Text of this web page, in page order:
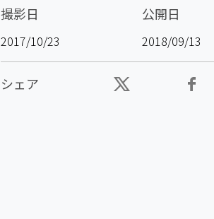
撮影日
2017/10/23
公開日
2018/09/13
シェア